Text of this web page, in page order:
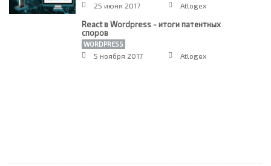
25 июня 2017 Atlogex
React в Wordpress - итоги патентных
споров
WORDPRESS
5 ноября 2017 Atlogex